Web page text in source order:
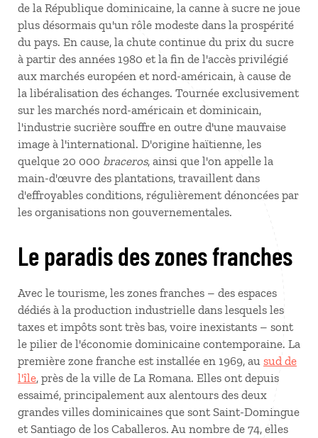
de la République dominicaine, la canne à sucre ne joue
plus désormais qu'un rôle modeste dans la prospérité
du pays. En cause, la chute continue du prix du sucre
à partir des années 1980 et la fin de l'accès privilégié
aux marchés européen et nord-américain, à cause de
la libéralisation des échanges. Tournée exclusivement
sur les marchés nord-américain et dominicain,
l'industrie sucrière souffre en outre d'une mauvaise
image à l'international. D'origine haïtienne, les
quelque 20 000 braceros, ainsi que l'on appelle la
main-d'œuvre des plantations, travaillent dans
d'effroyables conditions, régulièrement dénoncées par
les organisations non gouvernementales.
Le paradis des zones franches
Avec le tourisme, les zones franches – des espaces
dédiés à la production industrielle dans lesquels les
taxes et impôts sont très bas, voire inexistants – sont
le pilier de l'économie dominicaine contemporaine. La
première zone franche est installée en 1969, au sud de
l'île, près de la ville de La Romana. Elles ont depuis
essaimé, principalement aux alentours des deux
grandes villes dominicaines que sont Saint-Domingue
et Santiago de los Caballeros. Au nombre de 74, elles